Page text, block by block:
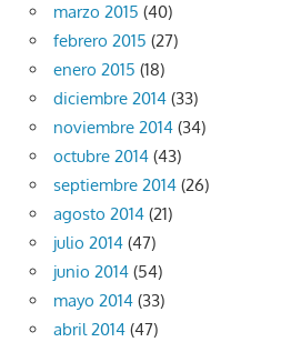
marzo 2015 (40)
febrero 2015 (27)
enero 2015 (18)
diciembre 2014 (33)
noviembre 2014 (34)
octubre 2014 (43)
septiembre 2014 (26)
agosto 2014 (21)
julio 2014 (47)
junio 2014 (54)
mayo 2014 (33)
abril 2014 (47)